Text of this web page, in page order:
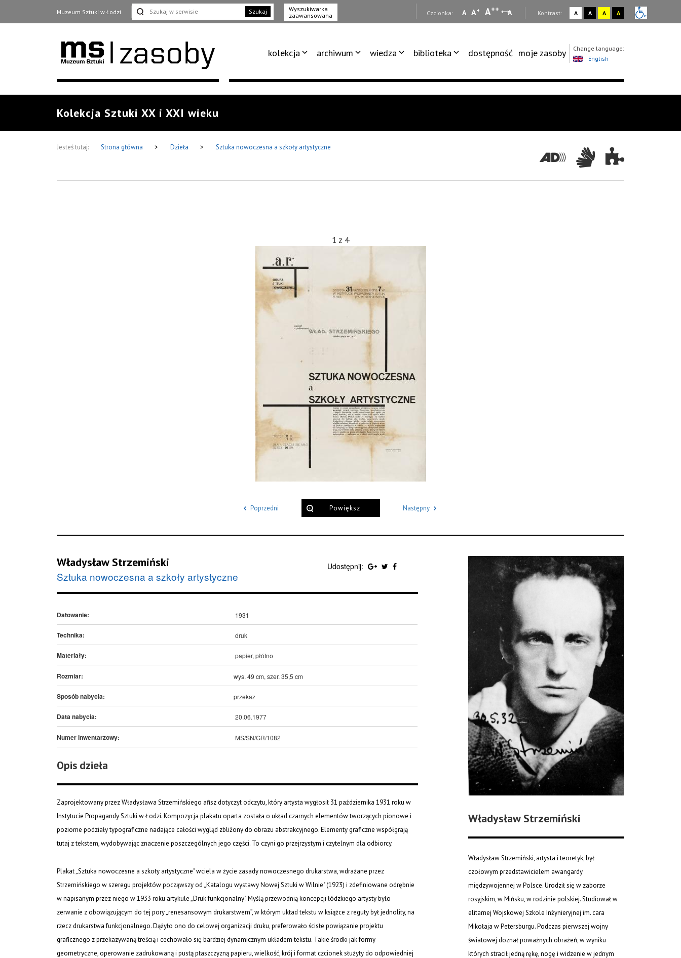
Muzeum Sztuki w Łodzi Szukaj
Wyszukiwarka
zaawansowana
Czcionka: A A+ A++ A Kontrast: A A A A
kolekcja archiwum wiedza biblioteka dostępność moje zasoby
Change language:
English
Kolekcja Sztuki XX i XXI wieku
Jesteś tutaj: Strona główna > Dzieła > Sztuka nowoczesna a szkoły artystyczne
1 z 4
Poprzedni Powiększ Następny
Władysław Strzemiński
Sztuka nowoczesna a szkoły artystyczne
Udostępnij:
Datowanie: 1931
Technika: druk
Materiały: papier, płótno
Rozmiar: wys. 49 cm, szer. 35,5 cm
Sposób nabycia: przekaz
Data nabycia: 20.06.1977
Numer inwentarzowy: MS/SN/GR/1082
Opis dzieła
Zaprojektowany przez Władysława Strzemińskiego afisz dotyczył odczytu, który artysta wygłosił 31 października 1931 roku w
Instytucie Propagandy Sztuki w Łodzi. Kompozycja plakatu oparta została o układ czarnych elementów tworzących pionowe i
poziome podziały typograficzne nadające całości wygląd zbliżony do obrazu abstrakcyjnego. Elementy graficzne współgrają
tutaj z tekstem, wydobywając znaczenie poszczególnych jego części. To czyni go przejrzystym i czytelnym dla odbiorcy.
Plakat „Sztuka nowoczesne a szkoły artystyczne" wciela w życie zasady nowoczesnego drukarstwa, wdrażane przez
Strzemińskiego w szeregu projektów począwszy od „Katalogu wystawy Nowej Sztuki w Wilnie" (1923) i zdefiniowane odrębnie
w napisanym przez niego w 1933 roku artykule „Druk funkcjonalny". Myślą przewodnią koncepcji łódzkiego artysty było
zerwanie z obowiązującym do tej pory „renesansowym drukarstwem”, w którym układ tekstu w książce z reguły był jednolity, na
rzecz drukarstwa funkcjonalnego. Dążyło ono do celowej organizacji druku, preferowało ścisłe powiązanie projektu
graficznego z przekazywaną treścią i cechowało się bardziej dynamicznym układem tekstu. Takie środki jak formy
geometryczne, operowanie zadrukowaną i pustą płaszczyzną papieru, wielkość, krój i format czcionek służyły do odpowiedniej
Władysław Strzemiński
Władysław Strzemiński, artysta i teoretyk, był
czołowym przedstawicielem awangardy
międzywojennej w Polsce. Urodził się w zaborze
rosyjskim, w Mińsku, w rodzinie polskiej. Studiował w
elitarnej Wojskowej Szkole Inżynieryjnej im. cara
Mikołaja w Petersburgu. Podczas pierwszej wojny
światowej doznał poważnych obrażeń, w wyniku
których stracił jedną rękę, nogę i widzenie w jednym